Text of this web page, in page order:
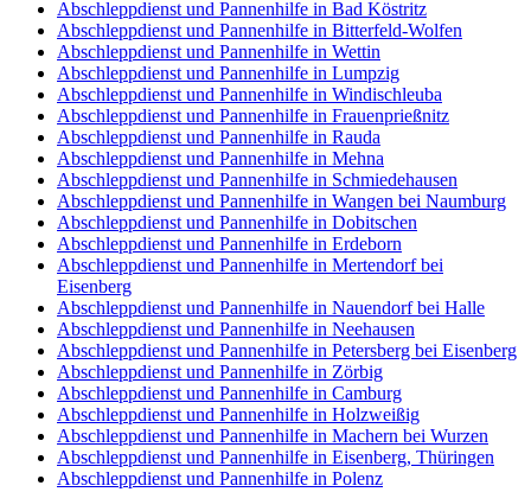
Abschleppdienst und Pannenhilfe in Bad Köstritz
Abschleppdienst und Pannenhilfe in Bitterfeld-Wolfen
Abschleppdienst und Pannenhilfe in Wettin
Abschleppdienst und Pannenhilfe in Lumpzig
Abschleppdienst und Pannenhilfe in Windischleuba
Abschleppdienst und Pannenhilfe in Frauenprießnitz
Abschleppdienst und Pannenhilfe in Rauda
Abschleppdienst und Pannenhilfe in Mehna
Abschleppdienst und Pannenhilfe in Schmiedehausen
Abschleppdienst und Pannenhilfe in Wangen bei Naumburg
Abschleppdienst und Pannenhilfe in Dobitschen
Abschleppdienst und Pannenhilfe in Erdeborn
Abschleppdienst und Pannenhilfe in Mertendorf bei
Eisenberg
Abschleppdienst und Pannenhilfe in Nauendorf bei Halle
Abschleppdienst und Pannenhilfe in Neehausen
Abschleppdienst und Pannenhilfe in Petersberg bei Eisenberg
Abschleppdienst und Pannenhilfe in Zörbig
Abschleppdienst und Pannenhilfe in Camburg
Abschleppdienst und Pannenhilfe in Holzweißig
Abschleppdienst und Pannenhilfe in Machern bei Wurzen
Abschleppdienst und Pannenhilfe in Eisenberg, Thüringen
Abschleppdienst und Pannenhilfe in Polenz